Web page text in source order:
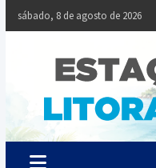
Skip
sábado, 8 de agosto de 2026